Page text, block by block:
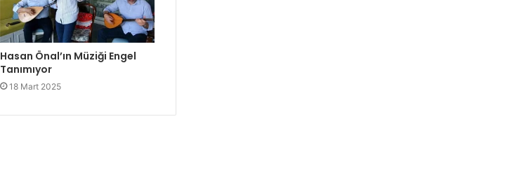
Hasan Önal’ın Müziği Engel
Tanımıyor
18 Mart 2025